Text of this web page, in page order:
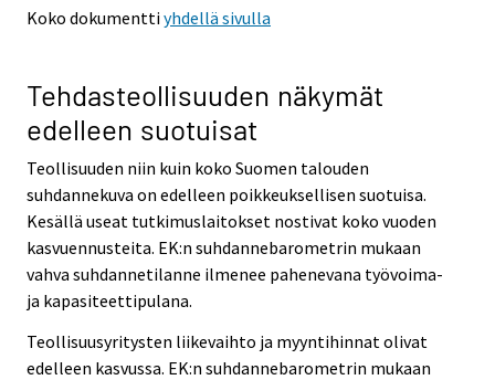
Koko dokumenttiyhdellä sivulla
Tehdasteollisuuden näkymät
edelleen suotuisat
Teollisuuden niin kuin koko Suomen talouden
suhdannekuva on edelleen poikkeuksellisen suotuisa.
Kesällä useat tutkimuslaitokset nostivat koko vuoden
kasvuennusteita. EK:n suhdannebarometrin mukaan
vahva suhdannetilanne ilmenee pahenevana työvoima-
ja kapasiteettipulana.
Teollisuusyritysten liikevaihto ja myyntihinnat olivat
edelleen kasvussa. EK:n suhdannebarometrin mukaan